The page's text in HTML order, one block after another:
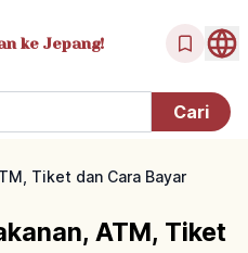
ke Jepang!
Tiket dan Cara Bayar
ATM, Tiket